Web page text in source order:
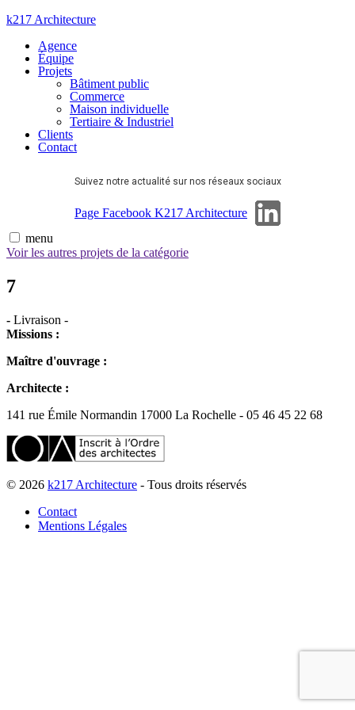
Aller
contenu
k217 Architecture
Agence
Équipe
Projets
Bâtiment public
Commerce
Maison individuelle
Tertiaire & Industriel
Clients
Contact
Suivez notre actualité sur nos réseaux sociaux
Page Facebook K217 Architecture
menu
Voir les autres projets de la catégorie
7
- Livraison -
Missions :
Maître d'ouvrage :
Architecte :
141 rue Émile Normandin 17000 La Rochelle - 05 46 45 22 68
© 2026 k217 Architecture - Tous droits réservés
Contact
Mentions Légales